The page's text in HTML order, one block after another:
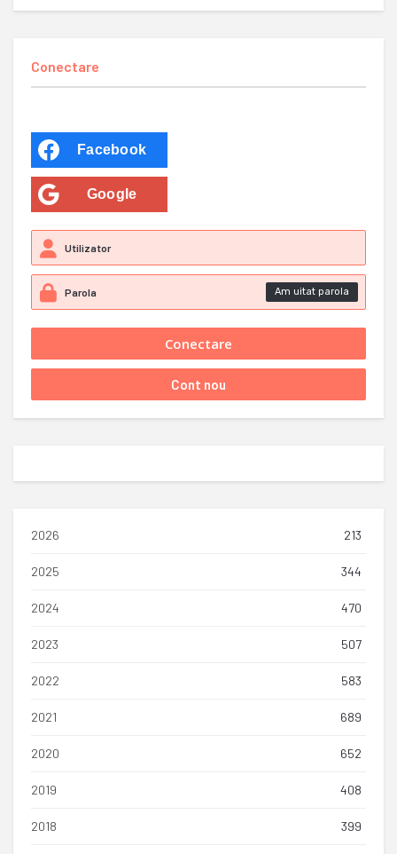
Conectare
Facebook
Google
Am uitat parola
2026 213
2025 344
2024 470
2023 507
2022 583
2021 689
2020 652
2019 408
2018 399